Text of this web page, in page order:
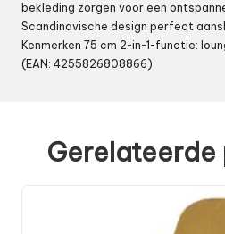
bekleding zorgen voor een
Scandinavische design perfect
Kenmerken 75 cm 2-in-1-functie:
(EAN: 4255826808866)